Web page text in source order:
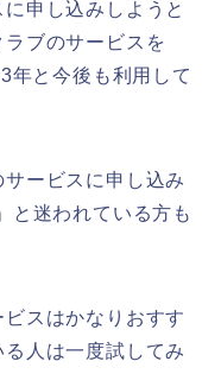
申し込みしようと
ブのサービスを
年と今後も利用して
ービスに申し込み
と迷われている方も
スはかなりおすす
人は一度試してみ